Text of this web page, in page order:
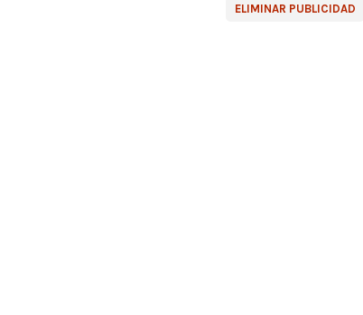
ELIMINAR PUBLICIDAD